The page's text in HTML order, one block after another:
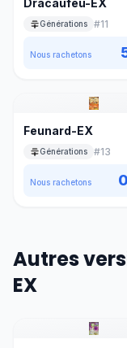
Dracaufeu-EX
Générations #11
Nous rachetons
Feunard-EX
Générations #13
Nous rachetons
Autres
EX